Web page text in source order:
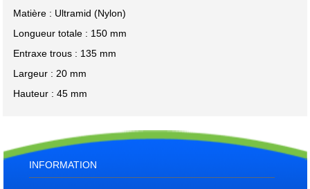
Matière : Ultramid (Nylon)
Longueur totale : 150 mm
Entraxe trous : 135 mm
Largeur : 20 mm
Hauteur : 45 mm
INFORMATION